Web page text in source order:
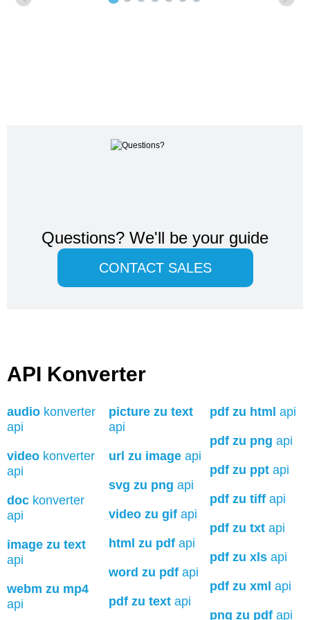
Questions? We'll be your guide
CONTACT SALES
API Konverter
audio konverter
api
video konverter
api
doc konverter
api
image zu text
api
webm zu mp4
api
picture zu text
api
url zu imageapi
svg zu png api
video zu gifapi
html zu pdfapi
word zu pdfapi
pdf zu textapi
pdf zu html api
pdf zu png api
pdf zu ppt api
pdf zu tiff api
pdf zu txt api
pdf zu xls api
pdf zu xml api
png zu pdf api